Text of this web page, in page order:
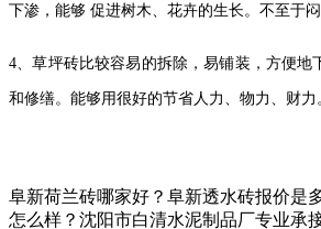
下渗，能够 促进树木、花卉的生长。不至于闷
4、草坪砖比较容易的拆除，易铺装，方便地
和修缮。能够用很好的节省人力、物力、财力
阜新荷兰砖哪家好？阜新透水砖报价是
怎么样？沈阳市白清水泥制品厂专业承